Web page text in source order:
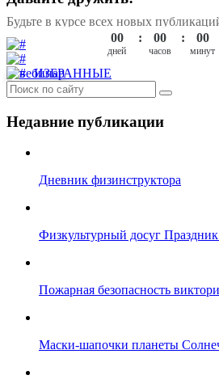
Будьте в курсе всех новых
00
00 00
ИЗБРАННЫЕ
Недавние публикации
Дневник физинструктора
Физкультурный досуг
Пожарная безопасность
Маски-шапочки планеты